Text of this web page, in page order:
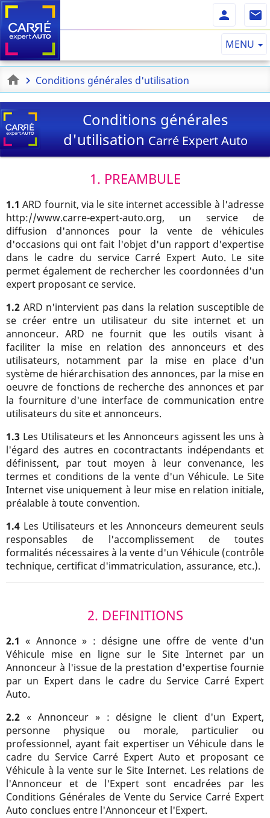
MENU
Conditions générales d'utilisation
Conditions générales
d'utilisationCarré Expert Auto
1. PREAMBULE
1.1 ARD fournit, via le site internet accessible à l'adresse
http://www.carre-expert-auto.org, un service de
diffusion d'annonces pour la vente de véhicules
d'occasions qui ont fait l'objet d'un rapport d'expertise
dans le cadre du service Carré Expert Auto. Le site
permet également de rechercher les coordonnées d'un
expert proposant ce service.
1.2 ARD n'intervient pas dans la relation susceptible de
se créer entre un utilisateur du site internet et un
annonceur. ARD ne fournit que les outils visant à
faciliter la mise en relation des annonceurs et des
utilisateurs, notamment par la mise en place d'un
système de hiérarchisation des annonces, par la mise en
oeuvre de fonctions de recherche des annonces et par
la fourniture d'une interface de communication entre
utilisateurs du site et annonceurs.
1.3 Les Utilisateurs et les Annonceurs agissent les uns à
l'égard des autres en cocontractants indépendants et
définissent, par tout moyen à leur convenance, les
termes et conditions de la vente d'un Véhicule. Le Site
Internet vise uniquement à leur mise en relation initiale,
préalable à toute convention.
1.4 Les Utilisateurs et les Annonceurs demeurent seuls
responsables de l'accomplissement de toutes
formalités nécessaires à la vente d'un Véhicule (contrôle
technique, certificat d'immatriculation, assurance, etc.).
2. DEFINITIONS
2.1 « Annonce » : désigne une offre de vente d'un
Véhicule mise en ligne sur le Site Internet par un
Annonceur à l'issue de la prestation d'expertise fournie
par un Expert dans le cadre du Service Carré Expert
Auto.
2.2 « Annonceur » : désigne le client d'un Expert,
personne physique ou morale, particulier ou
professionnel, ayant fait expertiser un Véhicule dans le
cadre du Service Carré Expert Auto et proposant ce
Véhicule à la vente sur le Site Internet. Les relations de
l'Annonceur et de l'Expert sont encadrées par les
Conditions Générales de Vente du Service Carré Expert
Auto conclues entre l'Annonceur et l'Expert.